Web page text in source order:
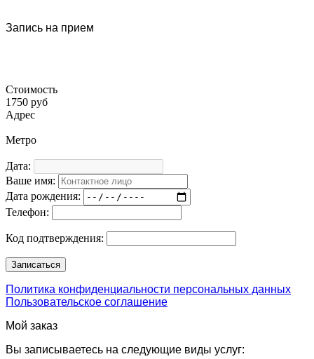
Запись на прием
Стоимость
1750 руб
Адрес
Метро
Дата:
Ваше имя:
Дата рождения:
Телефон:
Код подтверждения:
Политика конфиденциальности персональных данных
Пользовательское соглашение
Мой заказ
Вы записываетесь на следующие виды услуг: